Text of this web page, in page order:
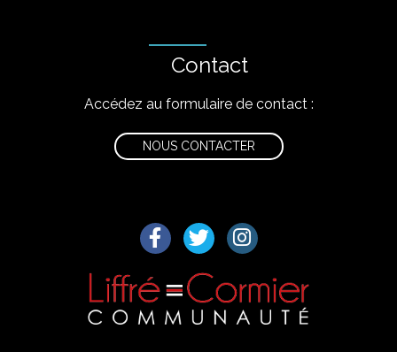
Contact
Accédez au formulaire de contact :
NOUS CONTACTER
Lien vers le compte Facebook
Lien vers le compte Twitter
Lien vers le compte